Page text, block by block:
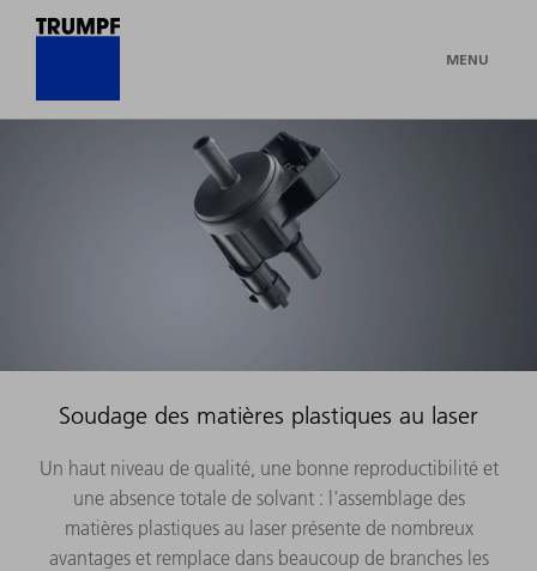
MENU
Soudage des matières plastiques au laser
Un haut niveau de qualité, une bonne reproductibilité et
une absence totale de solvant : l'assemblage des
matières plastiques au laser présente de nombreux
avantages et remplace dans beaucoup de branches les